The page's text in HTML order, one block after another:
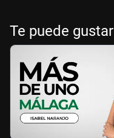
Te puede gustar